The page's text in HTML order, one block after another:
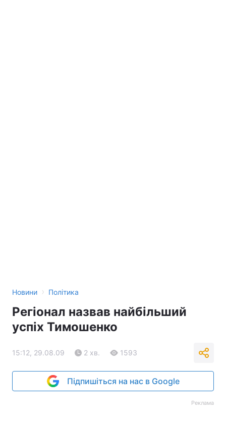
Новини › Політика
Регіонал назвав найбільший
успіх Тимошенко
15:12, 29.08.09 2 хв. 1593
Підпишіться на нас в Google
Реклама